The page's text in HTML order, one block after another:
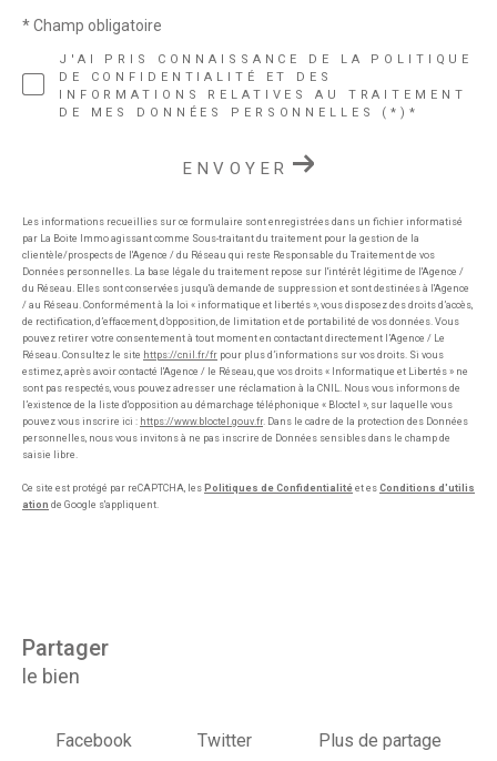
J'AI PRIS CONNAISSANCE DE LA POLITIQUE
DE CONFIDENTIALITÉ ET DES
INFORMATIONS RELATIVES AU TRAITEMENT
DE MES DONNÉES PERSONNELLES (*)*
* Champ obligatoire
ENVOYER
Les informations recueillies sur ce formulaire sont enregistrées dans un fichier informatisé
par La Boite Immo agissant comme Sous-traitant du traitement pour la gestion de la
clientèle/prospects de l'Agence / du Réseau qui reste Responsable du Traitement de vos
Données personnelles. La base légale du traitement repose sur l'intérêt légitime de l'Agence /
du Réseau. Elles sont conservées jusqu'à demande de suppression et sont destinées à l'Agence
/ au Réseau. Conformément à la loi « informatique et libertés », vous disposez des droits d’accès,
de rectification, d’effacement, d’opposition, de limitation et de portabilité de vos données. Vous
pouvez retirer votre consentement à tout moment en contactant directement l’Agence / Le
Réseau. Consultez le site https://cnil.fr/fr pour plus d’informations sur vos droits. Si vous
estimez, après avoir contacté l'Agence / le Réseau, que vos droits « Informatique et Libertés » ne
sont pas respectés, vous pouvez adresser une réclamation à la CNIL. Nous vous informons de
l’existence de la liste d'opposition au démarchage téléphonique « Bloctel », sur laquelle vous
pouvez vous inscrire ici : https://www.bloctel.gouv.fr. Dans le cadre de la protection des Données
personnelles, nous vous invitons à ne pas inscrire de Données sensibles dans le champ de
saisie libre.
Ce site est protégé par reCAPTCHA, les Politiques de Confidentialité et es Conditions d'utilis
ation de Google s'appliquent.
partager
le bien
Facebook Twitter Plus de partage